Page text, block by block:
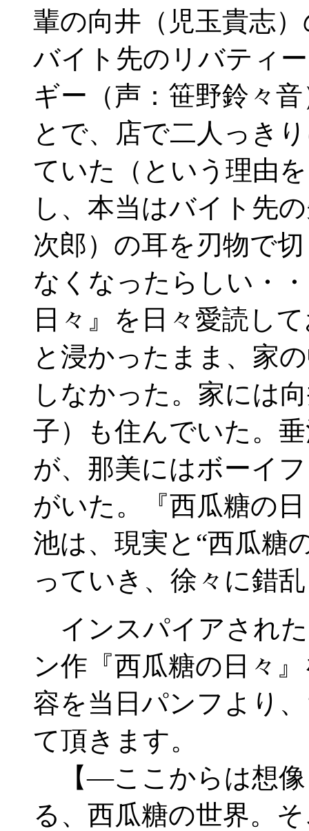
輩の向井（児玉貴志
バイト先のリバティ
ギー（声：笹野鈴々
とで、店で二人っき
ていた（という理由
し、本当はバイト先
次郎）の耳を刃物で
なくなったらしい・
日々』を日々愛読し
と浸かったまま、家
しなかった。家には
子）も住んでいた。
が、那美にはボーイ
がいた。『西瓜糖の
池は、現実と“西瓜糖
っていき、徐々に錯
インスパイアされ
ン作『西瓜糖の日々
容を当日パンフより
て頂きます。
【―ここからは想像
る、西瓜糖の世界。